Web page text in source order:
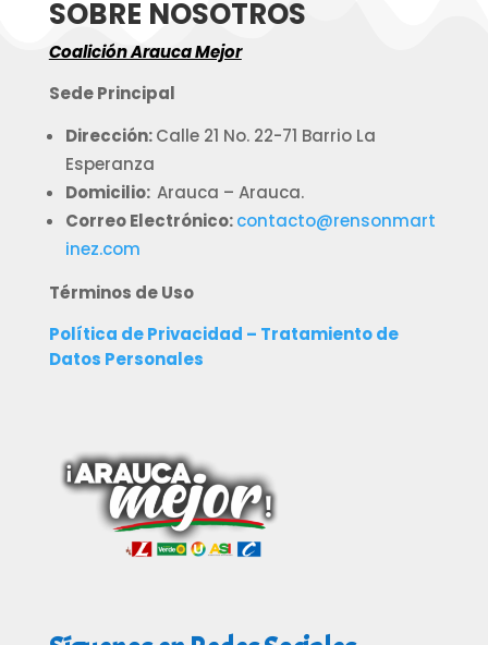
SOBRE NOSOTROS
Coalición Arauca Mejor
Sede Principal
Dirección:Calle 21 No. 22-71 Barrio La
Esperanza
Domicilio: Arauca – Arauca.
Correo Electrónico:contacto@rensonmart
inez.com
Términos de Uso
Política de Privacidad – Tratamiento de
Datos Personales